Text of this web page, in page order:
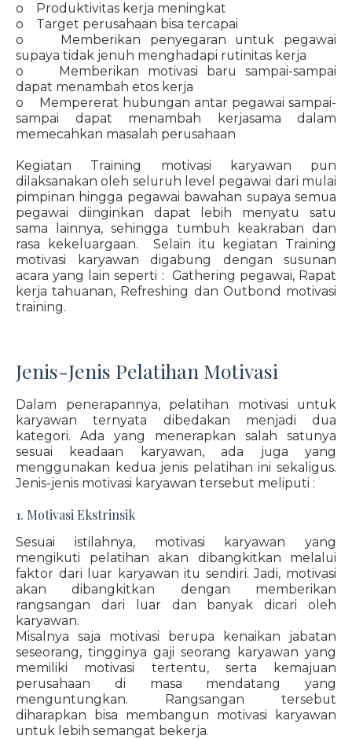
o Produktivitas kerja meningkat
o Target perusahaan bisa tercapai
o Memberikan penyegaran untuk pegawai
supaya tidak jenuh menghadapi rutinitas kerja
o Memberikan motivasi baru sampai-sampai
dapat menambah etos kerja
o Mempererat hubungan antar pegawai sampai-
sampai dapat menambah kerjasama dalam
memecahkan masalah perusahaan
Kegiatan Training motivasi karyawan pun
dilaksanakan oleh seluruh level pegawai dari mulai
pimpinan hingga pegawai bawahan supaya semua
pegawai diinginkan dapat lebih menyatu satu
sama lainnya, sehingga tumbuh keakraban dan
rasa kekeluargaan. Selain itu kegiatan Training
motivasi karyawan digabung dengan susunan
acara yang lain seperti : Gathering pegawai, Rapat
kerja tahuanan, Refreshing dan Outbond motivasi
training.
Jenis-Jenis Pelatihan Motivasi
Dalam penerapannya, pelatihan motivasi untuk
karyawan ternyata dibedakan menjadi dua
kategori. Ada yang menerapkan salah satunya
sesuai keadaan karyawan, ada juga yang
menggunakan kedua jenis pelatihan ini sekaligus.
Jenis-jenis motivasi karyawan tersebut meliputi :
1. Motivasi Ekstrinsik
Sesuai istilahnya, motivasi karyawan yang
mengikuti pelatihan akan dibangkitkan melalui
faktor dari luar karyawan itu sendiri. Jadi, motivasi
akan dibangkitkan dengan memberikan
rangsangan dari luar dan banyak dicari oleh
karyawan.
Misalnya saja motivasi berupa kenaikan jabatan
seseorang, tingginya gaji seorang karyawan yang
memiliki motivasi tertentu, serta kemajuan
perusahaan di masa mendatang yang
menguntungkan. Rangsangan tersebut
diharapkan bisa membangun motivasi karyawan
untuk lebih semangat bekerja.